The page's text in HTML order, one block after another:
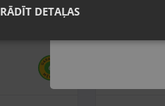
RĀDĪT DETAĻAS